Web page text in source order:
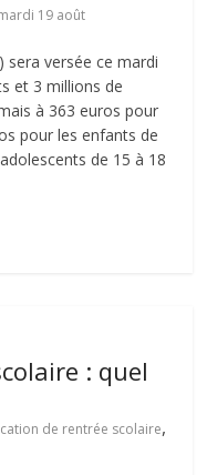
19 août
sera versée ce mardi
et 3 millions de
à 363 euros pour
pour les enfants de
de 15 à 18
: quel
de rentrée scolaire,